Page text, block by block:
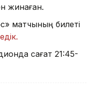
жинаған.
матчының билеті
сағат 21:45-